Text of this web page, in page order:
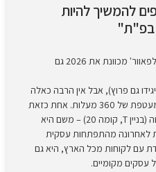
"ב-2026 שואפים להמשיך להיות
בפ"ת"
היתרון הלוקאלי: סוכנות הדיגיטל 'פולפאוור' מכוונת את 2026 גם
גם פרוץ), אבל אין הרבה כאלה
שהן גם ותיקות וגם נותנות את כל המעטפת של 360 מעלות. אחת כזאת
יושבת אצלנו, בב.ס.ר סיטי פתח תקווה (בניין T, קומה 20) – משם היא
לאחרונה מהתפתחות עסקית
עם לקוחות מכל הארץ, היא גם
מקומיים.